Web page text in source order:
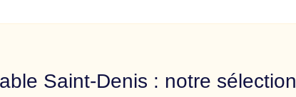
Saint-Denis : notre sélection